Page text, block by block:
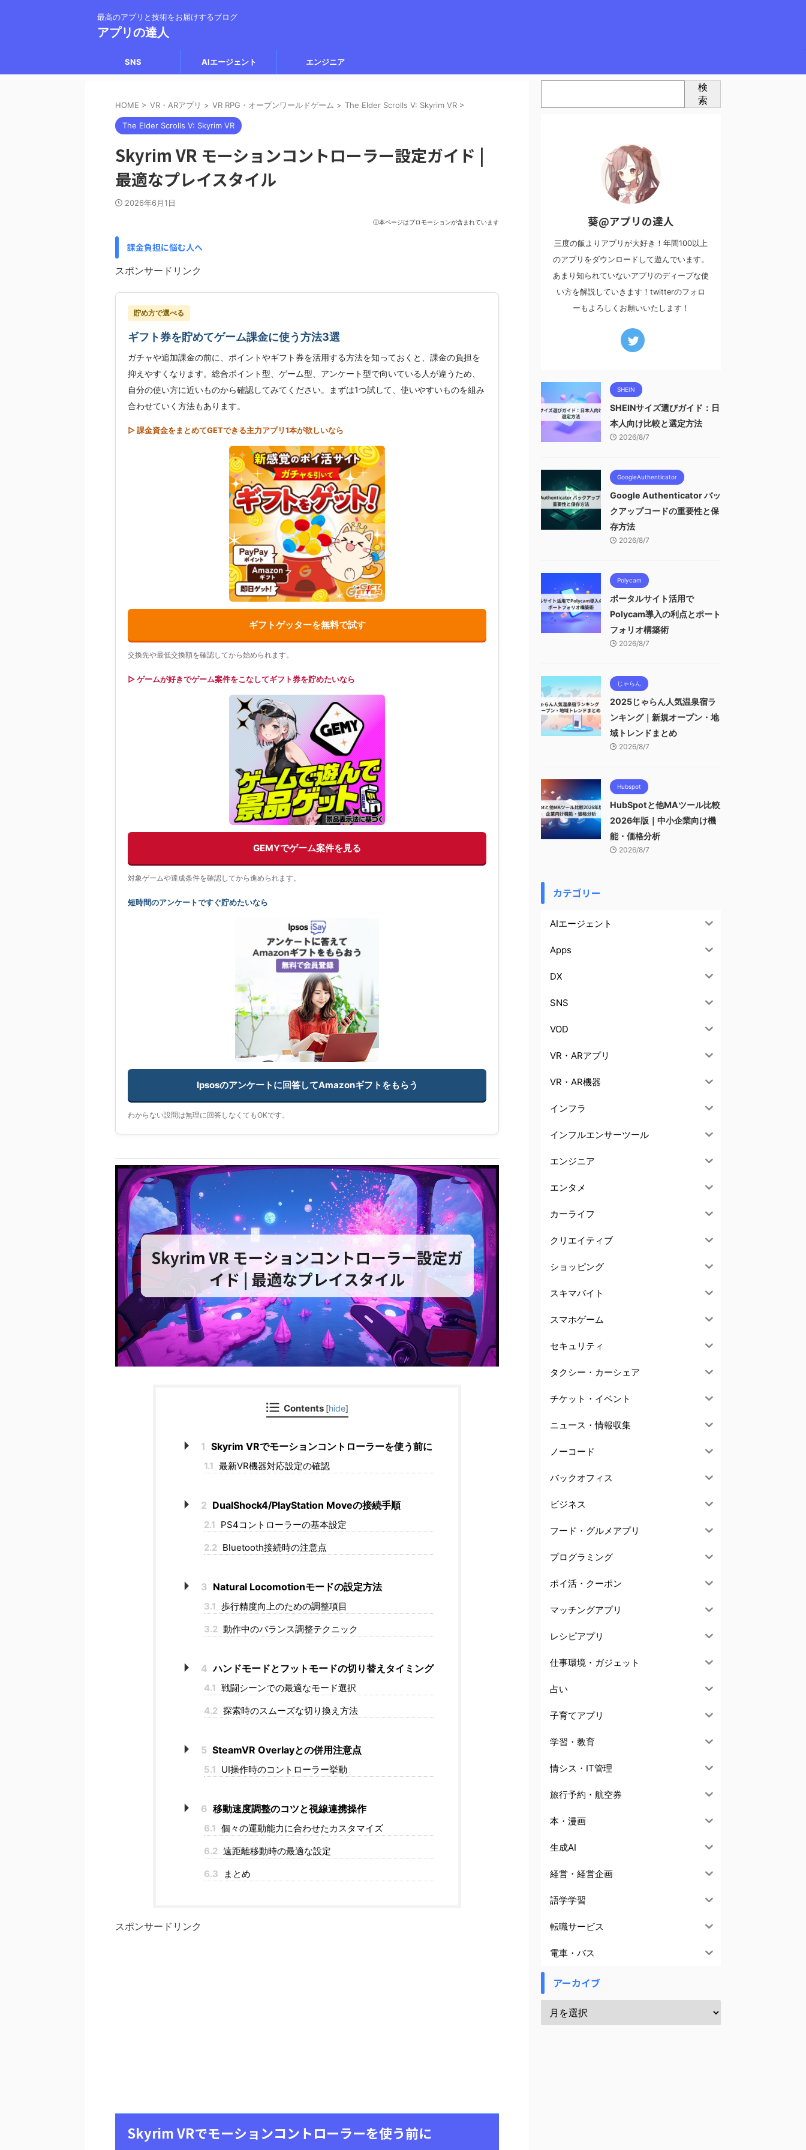
最高のアプリと技術をお届けするブログ
アプリの達人
SNS AIエージェント エンジニア
HOME > VR・ARアプリ > VR RPG・オープンワールドゲーム > The Elder Scrolls V: Skyrim VR >
The Elder Scrolls V: Skyrim VR
Skyrim VR モーションコントローラー設定ガイド |
最適なプレイスタイル
2026年6月1日
ⓘ本ページはプロモーションが含まれています
課金負担に悩む人へ
スポンサードリンク
貯め方で選べる
ギフト券を貯めてゲーム課金に使う方法3選
ガチャや追加課金の前に、ポイントやギフト券を活用する方法を知っておくと、課金の負担を
抑えやすくなります。総合ポイント型、ゲーム型、アンケート型で向いている人が違うため、
自分の使い方に近いものから確認してみてください。まずは1つ試して、使いやすいものを組み
合わせていく方法もあります。
▷ 課金資金をまとめてGETできる主力アプリ1本が欲しいなら
ギフトゲッターを無料で試す
交換先や最低交換額を確認してから始められます。
▷ ゲームが好きでゲーム案件をこなしてギフト券を貯めたいなら
GEMYでゲーム案件を見る
対象ゲームや達成条件を確認してから進められます。
短時間のアンケートですぐ貯めたいなら
Ipsosのアンケートに回答してAmazonギフトをもらう
わからない設問は無理に回答しなくてもOKです。
Contents [hide]
1 Skyrim VRでモーションコントローラーを使う前に
1.1 最新VR機器対応設定の確認
2 DualShock4/PlayStation Moveの接続手順
2.1 PS4コントローラーの基本設定
2.2 Bluetooth接続時の注意点
3 Natural Locomotionモードの設定方法
3.1 歩行精度向上のための調整項目
3.2 動作中のバランス調整テクニック
4 ハンドモードとフットモードの切り替えタイミング
4.1 戦闘シーンでの最適なモード選択
4.2 探索時のスムーズな切り換え方法
5 SteamVR Overlayとの併用注意点
5.1 UI操作時のコントローラー挙動
6 移動速度調整のコツと視線連携操作
6.1 個々の運動能力に合わせたカスタマイズ
6.2 遠距離移動時の最適な設定
6.3
まとめ
スポンサードリンク
Skyrim VRでモーションコントローラーを使う前に
検
索
葵@アプリの達人
三度の飯よりアプリが大好き！年間100以上
のアプリをダウンロードして遊んでいます。
あまり知られていないアプリのディープな使
い方を解説していきます！twitterのフォロ
ーもよろしくお願いいたします！
SHEIN
SHEINサイズ選びガイド：日
本人向け比較と選定方法
2026/8/7
GoogleAuthenticator
Google Authenticator バッ
クアップコードの重要性と保
存方法
2026/8/7
Polycam
ポータルサイト活用で
Polycam導入の利点とポート
フォリオ構築術
2026/8/7
じゃらん
2025じゃらん人気温泉宿ラ
ンキング｜新規オープン・地
域トレンドまとめ
2026/8/7
Hubspot
HubSpotと他MAツール比較
2026年版｜中小企業向け機
能・価格分析
2026/8/7
カテゴリー
AIエージェント
Apps
DX
SNS
VOD
VR・ARアプリ
VR・AR機器
インフラ
インフルエンサーツール
エンジニア
エンタメ
カーライフ
クリエイティブ
ショッピング
スキマバイト
スマホゲーム
セキュリティ
タクシー・カーシェア
チケット・イベント
ニュース・情報収集
ノーコード
バックオフィス
ビジネス
フード・グルメアプリ
プログラミング
ポイ活・クーポン
マッチングアプリ
レシピアプリ
仕事環境・ガジェット
占い
子育てアプリ
学習・教育
情シス・IT管理
旅行予約・航空券
本・漫画
生成AI
経営・経営企画
語学学習
転職サービス
電車・バス
アーカイブ